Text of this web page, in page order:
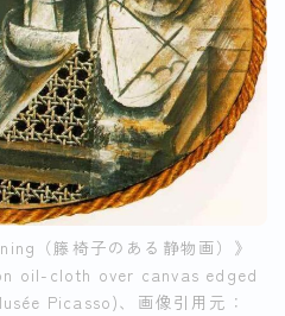
（籐椅子のある静物画）》
oil-cloth over canvas edged
Picasso)、画像引用元：